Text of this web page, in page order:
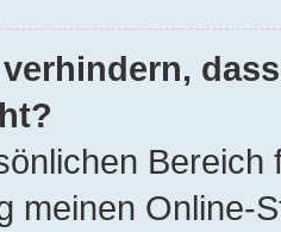
meinen Online-